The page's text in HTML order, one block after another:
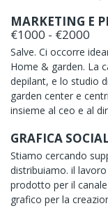
MARKETING E
€1000 - €2000
Salve. Ci occorre
Home & garden. La
depilant, e lo studio
garden center e
insieme al ceo e al
GRAFICA
Stiamo cercando
distribuiamo. il
prodotto per il
grafico per la